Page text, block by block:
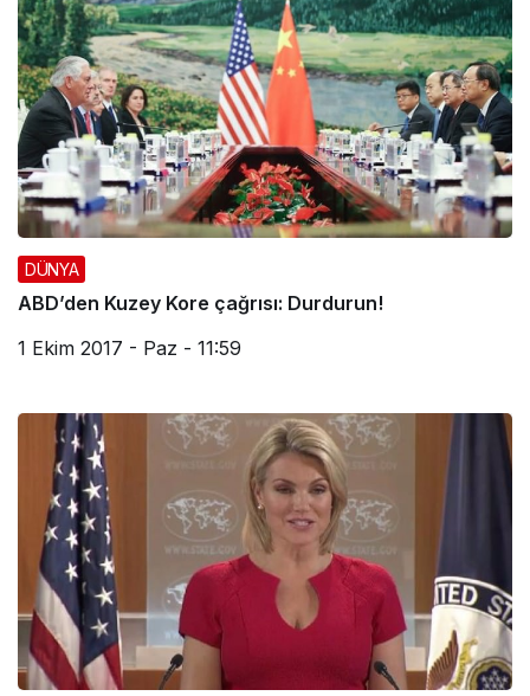
DÜNYA
ABD’den Kuzey Kore çağrısı: Durdurun!
1 Ekim 2017 - Paz - 11:59